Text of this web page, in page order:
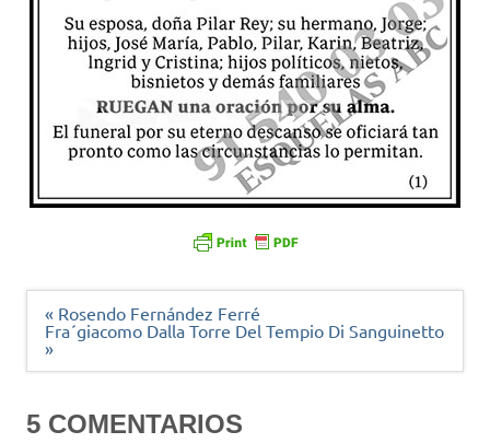
Navegación
de
entradas
« Rosendo Fernández Ferré
Fra´giacomo Dalla Torre Del Tempio Di Sanguinetto
»
5 COMENTARIOS